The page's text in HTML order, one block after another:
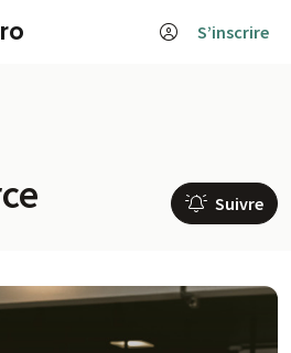
S’inscrire
Suivre